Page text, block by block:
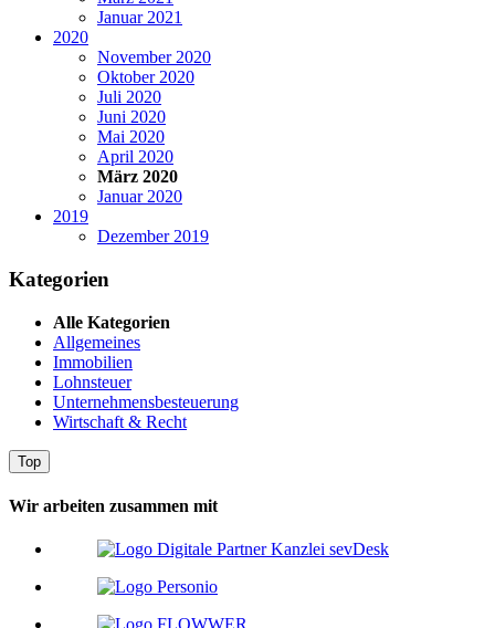
Januar 2021
2020
November 2020
Oktober 2020
Juli 2020
Juni 2020
Mai 2020
April 2020
März 2020
Januar 2020
2019
Dezember 2019
Kategorien
Alle Kategorien
Allgemeines
Immobilien
Lohnsteuer
Unternehmensbesteuerung
Wirtschaft & Recht
Top
Wir arbeiten zusammen mit